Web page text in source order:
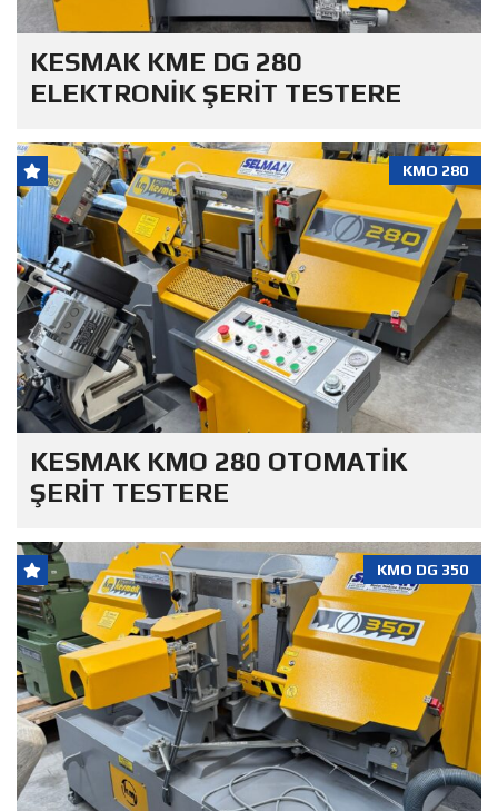
KESMAK KME DG 280
ELEKTRONİK ŞERİT TESTERE
KMO 280
KESMAK KMO 280 OTOMATİK
ŞERİT TESTERE
KMO DG 350